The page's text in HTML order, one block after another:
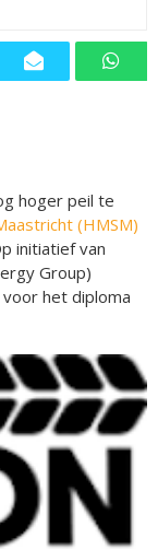
hoger peil te
(HMSM)
initiatief van
Group)
het diploma